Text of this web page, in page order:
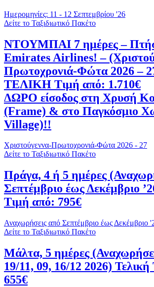
Ημερομηνίες: 11 - 12 Σεπτεμβρίου '26
Δείτε το Ταξιδιωτικό Πακέτο
ΝΤΟΥΜΠΑΙ 7 ημέρες –
Emirates Airlines! –
Πρωτοχρονιά-Φώτα 2026 –
ΤΕΛΙΚΗ Τιμή από: 1.710€
ΔΩΡΟ είσοδος στη Χρυσή
(Frame) & στο Παγκόσμιο
Village)!!
Χριστούγεννα-Πρωτοχρονιά-Φώτα 2026 - 27
Δείτε το Ταξιδιωτικό Πακέτο
Πράγα, 4 ή 5 ημέρες
Σεπτέμβριο έως Δεκέμβριο
Τιμή από: 795€
Αναχωρήσεις από Σεπτέμβριο έως Δεκέμβριο
Δείτε το Ταξιδιωτικό Πακέτο
Μάλτα, 5 ημέρες
19/11, 09, 16/12 2026)
655€